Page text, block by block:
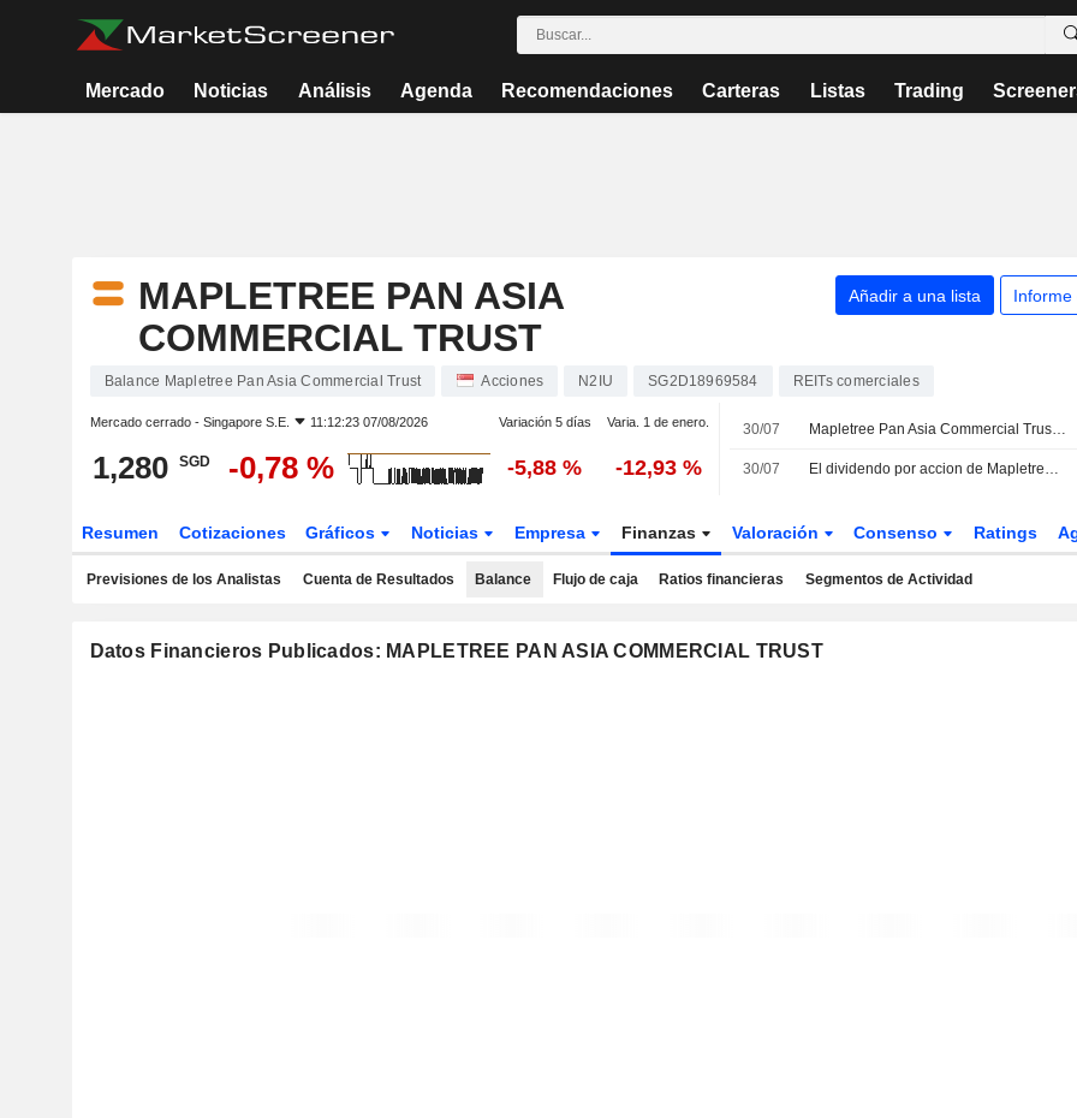
Mercado Noticias Análisis Agenda Recomendaciones Carteras Listas Trading
MAPLETREE PAN ASIA
COMMERCIAL TRUST
Añadir a una lista Informe
Balance Mapletree Pan Asia Commercial Trust Acciones N2IU SG2D18969584 REITs comerciales
Mercado cerrado - Singapore S.E. 11:12:23 07/08/2026 Variación 5 días Varia. 1 de enero.
1,280 SGD -0,78 % -5,88 % -12,93 %
30/07 Mapletree Pan Asia Commercial Trust presenta sus resultados del primer trimestre finalizado el 30 de junio de 2026
30/07 El dividendo por accion de Mapletree Pan Asia Commercial Trust cae un 2,5% en el primer trimestre fiscal
Resumen Cotizaciones Gráficos Noticias Empresa Finanzas Valoración Consenso Ratings
Previsiones de los Analistas Cuenta de Resultados Balance Flujo de caja Ratios financieras Segmentos de Actividad
Datos Financieros Publicados: MAPLETREE PAN ASIA COMMERCIAL TRUST